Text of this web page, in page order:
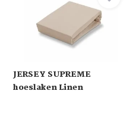
JERSEY SUPREME
hoeslaken Linen